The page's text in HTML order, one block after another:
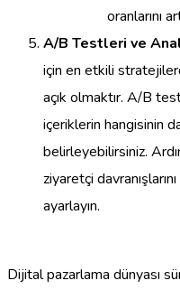
oranlarını
A/B Testleri ve
için en etkili
açık olmaktır. A/B
içeriklerin hangisinin
belirleyebilirsiniz.
ziyaretçi
ayarlayın.
Dijital pazarlama dünyası